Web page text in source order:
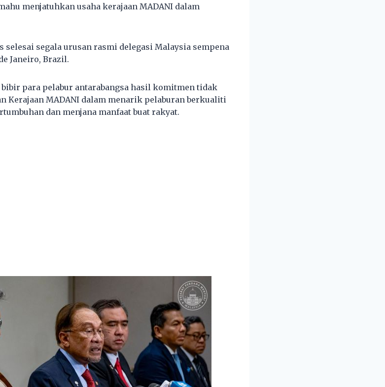
menjatuhkan usaha kerajaan MADANI dalam
selesai segala urusan rasmi delegasi Malaysia sempena
Janeiro, Brazil.
para pelabur antarabangsa hasil komitmen tidak
Kerajaan MADANI dalam menarik pelaburan berkualiti
dan menjana manfaat buat rakyat.